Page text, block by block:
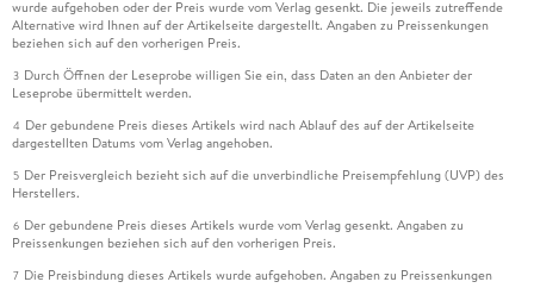
wurde aufgehoben oder der Preis wurde vom Verlag gesenkt. Die jeweils zutreffende
Alternative wird Ihnen auf der Artikelseite dargestellt. Angaben zu Preissenkungen
beziehen sich auf den vorherigen Preis.
3 Durch Öffnen der Leseprobe willigen Sie ein, dass Daten an den Anbieter der
Leseprobe übermittelt werden.
4 Der gebundene Preis dieses Artikels wird nach Ablauf des auf der Artikelseite
dargestellten Datums vom Verlag angehoben.
5 Der Preisvergleich bezieht sich auf die unverbindliche Preisempfehlung (UVP) des
Herstellers.
6 Der gebundene Preis dieses Artikels wurde vom Verlag gesenkt. Angaben zu
Preissenkungen beziehen sich auf den vorherigen Preis.
7 Die Preisbindung dieses Artikels wurde aufgehoben. Angaben zu Preissenkungen